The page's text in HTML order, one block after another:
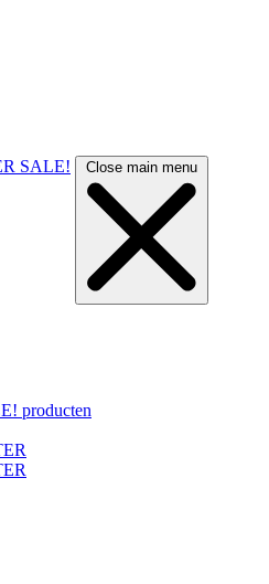
SALE! Close main menu
producten